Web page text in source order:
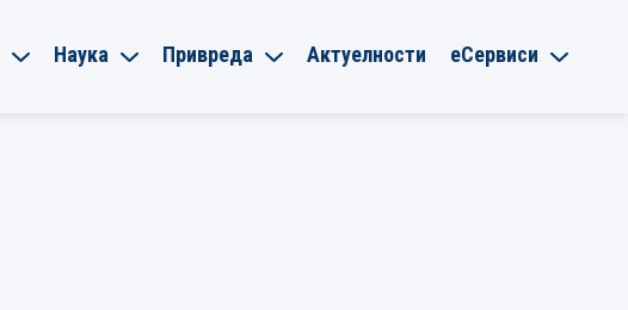
Наука Привреда Актуелности еСервиси